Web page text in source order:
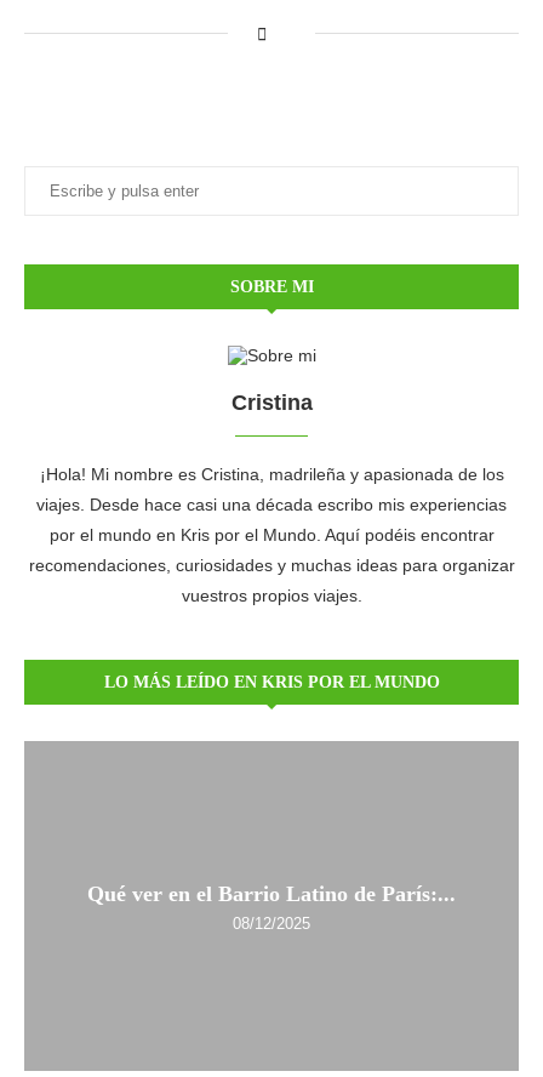
SOBRE MI
Cristina
¡Hola! Mi nombre es Cristina, madrileña y apasionada de los
viajes. Desde hace casi una década escribo mis experiencias
por el mundo en Kris por el Mundo. Aquí podéis encontrar
recomendaciones, curiosidades y muchas ideas para organizar
vuestros propios viajes.
LO MÁS LEÍDO EN KRIS POR EL MUNDO
Qué ver en el Barrio Latino de París:...
08/12/2025